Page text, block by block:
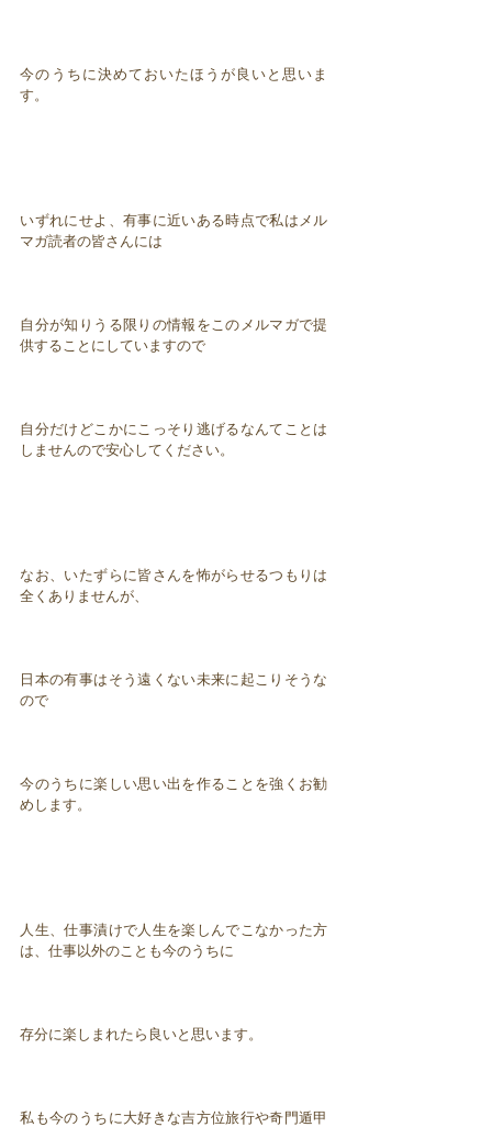
今のうちに決めておいたほうが良いと思いま
す。
いずれにせよ、有事に近いある時点で私はメル
マガ読者の皆さんには
自分が知りうる限りの情報をこのメルマガで提
供することにしていますので
自分だけどこかにこっそり逃げるなんてことは
しませんので安心してください。
なお、いたずらに皆さんを怖がらせるつもりは
全くありませんが、
日本の有事はそう遠くない未来に起こりそうな
ので
今のうちに楽しい思い出を作ることを強くお勧
めします。
人生、仕事漬けで人生を楽しんでこなかった方
は、仕事以外のことも今のうちに
存分に楽しまれたら良いと思います。
私も今のうちに大好きな吉方位旅行や奇門遁甲